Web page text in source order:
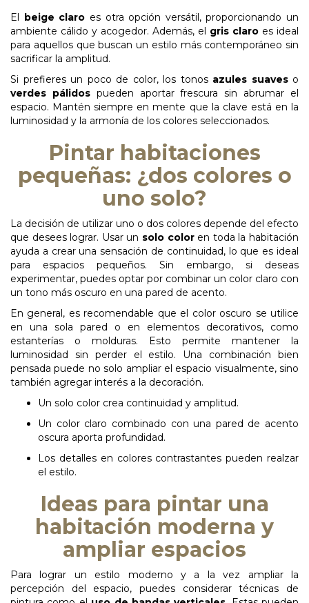
El beige claro es otra opción versátil, proporcionando un
ambiente cálido y acogedor. Además, el gris claro es ideal
para aquellos que buscan un estilo más contemporáneo sin
sacrificar la amplitud.
Si prefieres un poco de color, los tonos azules suaveso
verdes pálidospueden aportar frescura sin abrumar el
espacio. Mantén siempre en mente que la clave está en la
luminosidad y la armonía de los colores seleccionados.
Pintar habitaciones
pequeñas: ¿dos colores o
uno solo?
La decisión de utilizar uno o dos colores depende del efecto
que desees lograr. Usar un solo color en toda la habitación
ayuda a crear una sensación de continuidad, lo que es ideal
para espacios pequeños. Sin embargo, si deseas
experimentar, puedes optar por combinar un color claro con
un tono más oscuro en una pared de acento.
En general, es recomendable que el color oscuro se utilice
en
una sola pared o en
elementos decorativos, como
estanterías o molduras. Esto permite mantener la
luminosidad sin perder el estilo. Una combinación bien
pensada puede no solo ampliar el espacio visualmente, sino
también agregar interés a la decoración.
Un solo color crea continuidad y amplitud.
Un color claro combinado con una pared de acento
oscura aporta profundidad.
Los detalles en colores contrastantes pueden realzar
el estilo.
Ideas para pintar una
habitación moderna y
ampliar espacios
Para lograr un estilo moderno y a la vez ampliar la
percepción del espacio, puedes considerar técnicas de